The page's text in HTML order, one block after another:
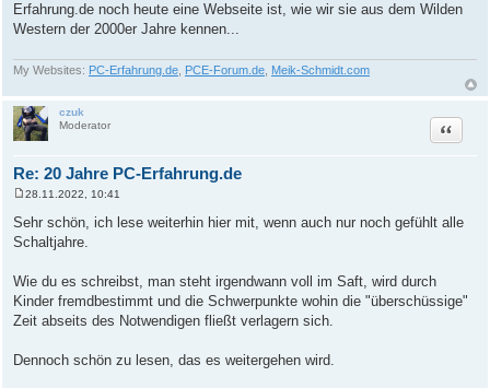
Erfahrung.de noch heute eine Webseite ist, wie wir sie aus dem Wilden
Western der 2000er Jahre kennen...
My Websites: PC-Erfahrung.de PCE-Forum.de Meik-Schmidt.com
czuk
Moderator
Re: 20 Jahre PC-Erfahrung.de
Zitat
e
i
t
g
28.11.2022, 10:41
Sehr schön, ich lese weiterhin hier mit, wenn auch nur noch gefühlt alle
Schaltjahre.
Wie du es schreibst, man steht irgendwann voll im Saft, wird durch
Kinder fremdbestimmt und die Schwerpunkte wohin die "überschüssige"
Zeit abseits des Notwendigen fließt verlagern sich.
Dennoch schön zu lesen, das es weitergehen wird.